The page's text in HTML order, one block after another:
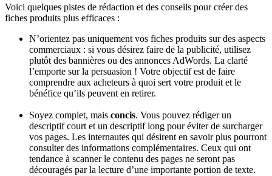
Voici quelques pistes de rédaction et des conseils pour créer des
fiches produits plus efficaces :
N’orientez pas uniquement vos fiches produits sur des aspects
commerciaux : si vous désirez faire de la publicité, utilisez
plutôt des bannières ou des annonces AdWords. La clarté
l’emporte sur la persuasion ! Votre objectif est de faire
comprendre aux acheteurs à quoi sert votre produit et le
bénéfice qu’ils peuvent en retirer.
Soyez complet, mais concis. Vous pouvez rédiger un
descriptif court et un descriptif long pour éviter de surcharger
vos pages. Les internautes qui désirent en savoir plus pourront
consulter des informations complémentaires. Ceux qui ont
tendance à scanner le contenu des pages ne seront pas
découragés par la lecture d’une importante portion de texte.